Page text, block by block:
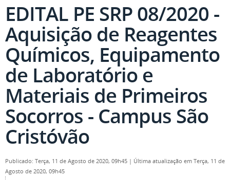
EDITAL PE SRP 08/2020 -
Aquisição de Reagentes
Químicos, Equipamento
de Laboratório e
Materiais de Primeiros
Socorros - Campus São
Cristóvão
Publicado: Terça, 11 de Agosto de 2020, 09h45 | Última atualização em Terça, 11 de
Agosto de 2020, 09h45